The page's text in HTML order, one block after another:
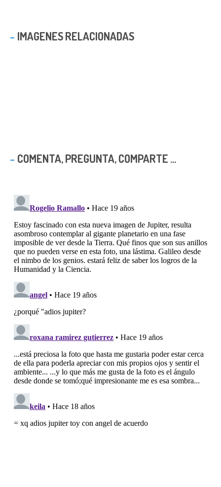
IMAGENES RELACIONADAS
COMENTA, PREGUNTA, COMPARTE ...